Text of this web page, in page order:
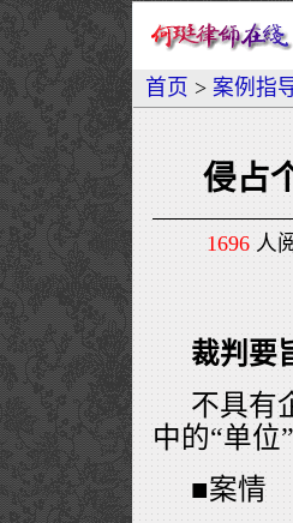
首页 > 案例指
侵占
1696人
裁判要
不具有
中的“单位
■案情